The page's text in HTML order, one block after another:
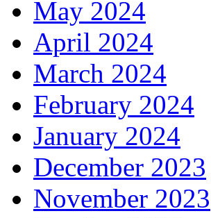
May 2024
April 2024
March 2024
February 2024
January 2024
December 2023
November 2023